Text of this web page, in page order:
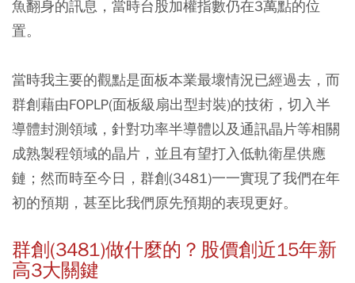
魚翻身的訊息，當時台股加權指數仍在3萬點的位
置。
當時我主要的觀點是面板本業最壞情況已經過去， 而
群創藉由FOPLP(面板級扇出型封裝)的技術，切入半
導體封測領域，針對功率半導體以及通訊晶片等相關
成熟製程領域的晶片，並且有望打入低軌衛星供應
鏈；然而時至今日，群創(3481)一一實現了我們在年
初的預期，甚至比我們原先預期的表現更好。
群創(3481)做什麼的？股價創近15年新
高3大關鍵